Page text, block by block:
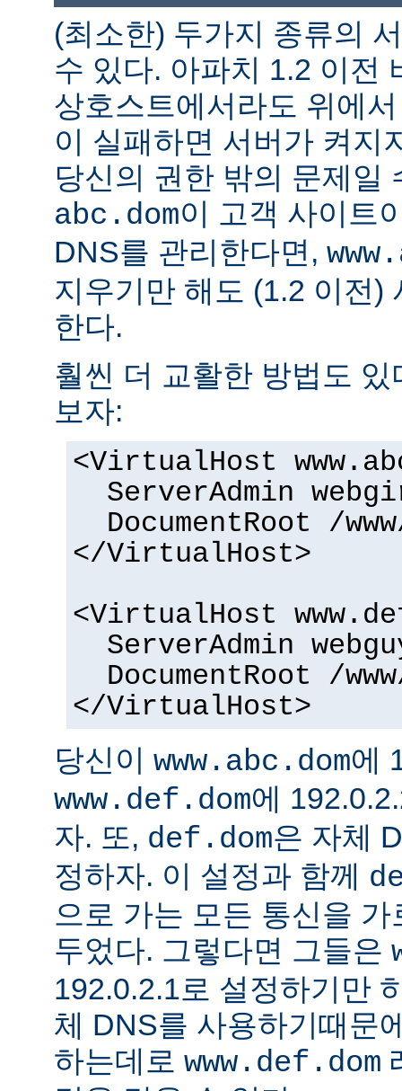
(최소한) 두가지 종류의
수 있다. 아파치 1.2 이전
상호스트에서라도 위에
이 실패하면 서버가 켜지
당신의 권한 밖의 문제일
abc.dom이 고객 사이트
DNS를 관리한다면,
지우기만 해도 (1.2 이전)
한다.
훨씬 더 교활한 방법도
보자:
<VirtualHost
ServerAdmin
DocumentRoot /
</VirtualHost>
<VirtualHost
ServerAdmin
DocumentRoot /
</VirtualHost>
당신이 www.abc.dom에
www.def.dom에
자. 또, def.dom은 자체
정하자. 이 설정과 함께
으로 가는 모든 통신을
두었다. 그렇다면 그들은
192.0.2.1로 설정하기만
체 DNS를 사용하기때문
하는데로 www.def.dom